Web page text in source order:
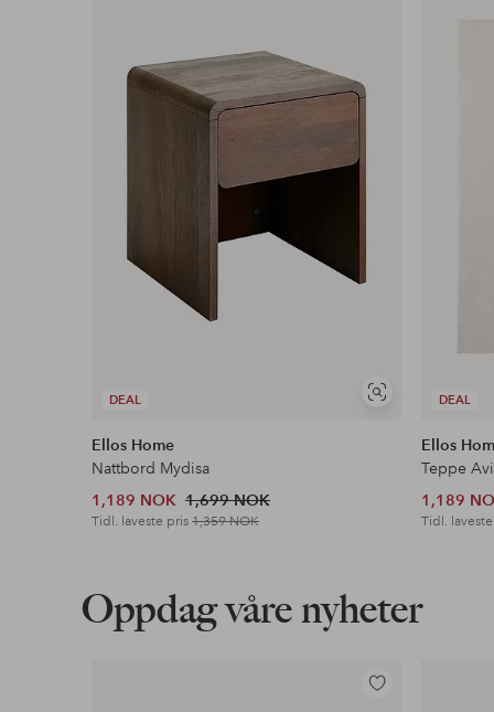
DEAL
Vis
Ellos Home
Nattbord Mydisa
1,189 NOK 1,699 NOK
Tidl. laveste pris1,359 NOK
DEAL
Ellos
Teppe
1,189
Tidl.
Oppdag våre nyheter
Legg